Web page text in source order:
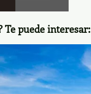
Te puede interesar: